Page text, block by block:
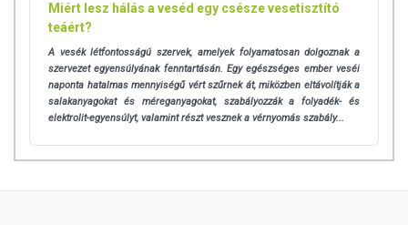
Miért lesz hálás a veséd egy csésze vesetisztító
teáért?
A vesék létfontosságú szervek, amelyek folyamatosan dolgoznak a
szervezet egyensúlyának fenntartásán. Egy egészséges ember veséi
naponta hatalmas mennyiségű vért szűrnek át, miközben eltávolítják a
salakanyagokat és méreganyagokat, szabályozzák a folyadék- és
elektrolit-egyensúlyt, valamint részt vesznek a vérnyomás szabály...